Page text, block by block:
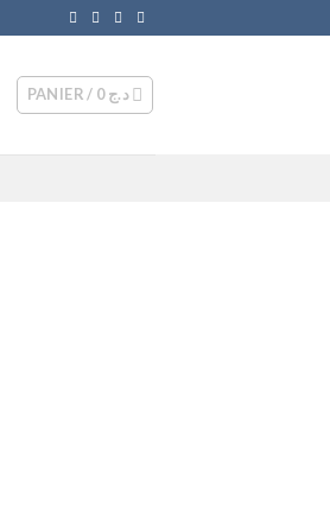
PANIER / د.ج0